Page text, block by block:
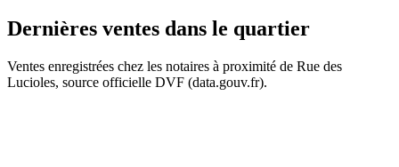
Dernières ventes dans le quartier
Ventes enregistrées chez les notaires à proximité de Rue des
Lucioles, source officielle DVF (data.gouv.fr).